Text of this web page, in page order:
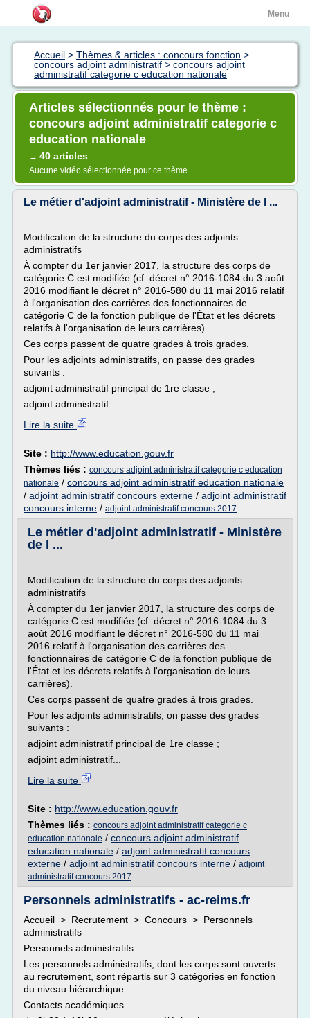
Menu
Accueil > Thèmes & articles : concours fonction >
concours adjoint administratif > concours adjoint
administratif categorie c education nationale
Articles sélectionnés pour le thème :
concours adjoint administratif categorie c
education nationale
→ 40 articles
Aucune vidéo sélectionnée pour ce thème
Le métier d'adjoint administratif - Ministère de l ...
Modification de la structure du corps des adjoints
administratifs
À compter du 1er janvier 2017, la structure des corps de
catégorie C est modifiée (cf. décret n° 2016-1084 du 3 août
2016 modifiant le décret n° 2016-580 du 11 mai 2016 relatif
à l'organisation des carrières des fonctionnaires de
catégorie C de la fonction publique de l'État et les décrets
relatifs à l'organisation de leurs carrières).
Ces corps passent de quatre grades à trois grades.
Pour les adjoints administratifs, on passe des grades
suivants :
adjoint administratif principal de 1re classe ;
adjoint administratif...
Lire la suite
Site : http://www.education.gouv.fr
Thèmes liés : concours adjoint administratif categorie c education
nationale / concours adjoint administratif education nationale
/ adjoint administratif concours externe / adjoint administratif
concours interne / adjoint administratif concours 2017
Le métier d'adjoint administratif - Ministère
de l ...
Modification de la structure du corps des adjoints
administratifs
À compter du 1er janvier 2017, la structure des corps de
catégorie C est modifiée (cf. décret n° 2016-1084 du 3
août 2016 modifiant le décret n° 2016-580 du 11 mai
2016 relatif à l'organisation des carrières des
fonctionnaires de catégorie C de la fonction publique de
l'État et les décrets relatifs à l'organisation de leurs
carrières).
Ces corps passent de quatre grades à trois grades.
Pour les adjoints administratifs, on passe des grades
suivants :
adjoint administratif principal de 1re classe ;
adjoint administratif...
Lire la suite
Site : http://www.education.gouv.fr
Thèmes liés : concours adjoint administratif categorie c
education nationale / concours adjoint administratif
education nationale / adjoint administratif concours
externe / adjoint administratif concours interne / adjoint
administratif concours 2017
Personnels administratifs - ac-reims.fr
Accueil > Recrutement > Concours > Personnels
administratifs
Personnels administratifs
Les personnels administratifs, dont les corps sont ouverts
au recrutement, sont répartis sur 3 catégories en fonction
du niveau hiérarchique :
Contacts académiques